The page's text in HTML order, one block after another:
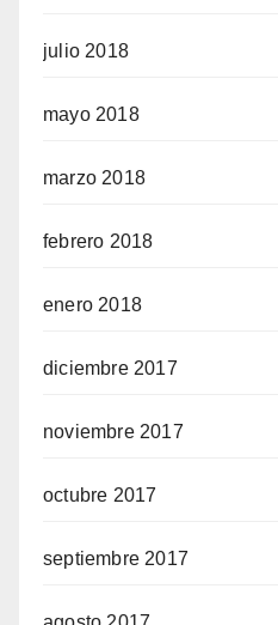
julio 2018
mayo 2018
marzo 2018
febrero 2018
enero 2018
diciembre 2017
noviembre 2017
octubre 2017
septiembre 2017